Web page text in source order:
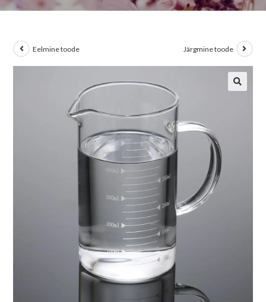
Eelmine toode Järgmine toode